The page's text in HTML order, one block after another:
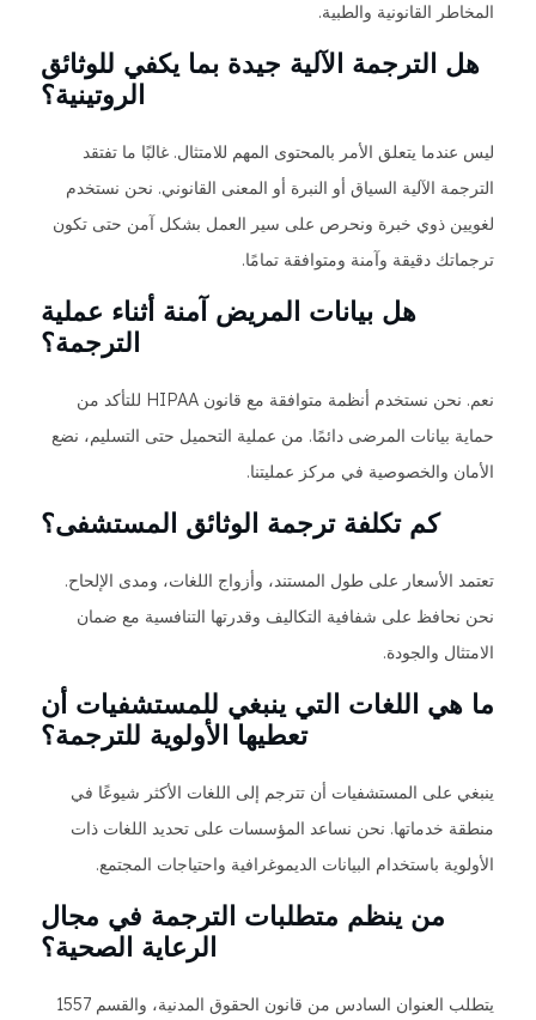
المخاطر القانونية والطبية.
هل الترجمة الآلية جيدة بما يكفي للوثائق
الروتينية؟
ليس عندما يتعلق الأمر بالمحتوى المهم للامتثال. غالبًا ما تفتقد
الترجمة الآلية السياق أو النبرة أو المعنى القانوني. نحن نستخدم
لغويين ذوي خبرة ونحرص على سير العمل بشكل آمن حتى تكون
ترجماتك دقيقة وآمنة ومتوافقة تمامًا.
هل بيانات المريض آمنة أثناء عملية
الترجمة؟
نعم. نحن نستخدم أنظمة متوافقة مع قانون HIPAA للتأكد من
حماية بيانات المرضى دائمًا. من عملية التحميل حتى التسليم، نضع
الأمان والخصوصية في مركز عمليتنا.
كم تكلفة ترجمة الوثائق المستشفى؟
تعتمد الأسعار على طول المستند، وأزواج اللغات، ومدى الإلحاح.
نحن نحافظ على شفافية التكاليف وقدرتها التنافسية مع ضمان
الامتثال والجودة.
ما هي اللغات التي ينبغي للمستشفيات أن
تعطيها الأولوية للترجمة؟
ينبغي على المستشفيات أن تترجم إلى اللغات الأكثر شيوعًا في
منطقة خدماتها. نحن نساعد المؤسسات على تحديد اللغات ذات
الأولوية باستخدام البيانات الديموغرافية واحتياجات المجتمع.
من ينظم متطلبات الترجمة في مجال
الرعاية الصحية؟
يتطلب العنوان السادس من قانون الحقوق المدنية، والقسم 1557